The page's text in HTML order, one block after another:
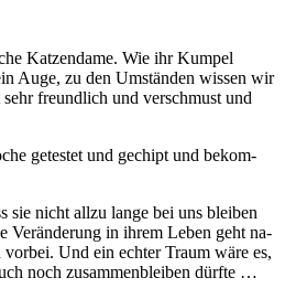
Katz­en­dame. Wie ihr Kum­pel
Auge, zu den Um­stän­den wiss­en wir
sehr freund­lich und ver­schmust und
ge­tes­tet und ge­chipt und be­kom­
sie nicht all­zu lange bei uns blei­ben
Ver­än­der­ung in ihr­em Le­ben geht na­
Und ein ech­ter Traum wäre es,
noch zu­sam­men­blei­ben dür­fte …